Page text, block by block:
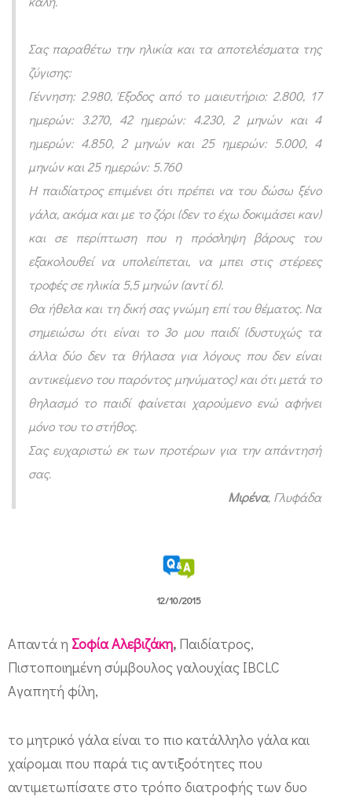
λ
α
;
Σας παραθέτω την ηλικία και τα αποτελέσματα της
ζύγισης:
Γέννηση: 2.980, Έξοδος από το μαιευτήριο: 2.800, 17
ημερών: 3.270, 42 ημερών: 4.230, 2 μηνών και 4
ημερών: 4.850, 2 μηνών και 25 ημερών: 5.000, 4
μηνών και 25 ημερών: 5.760
Η παιδίατρος επιμένει ότι πρέπει να του δώσω ξένο
γάλα, ακόμα και με το ζόρι (δεν το έχω δοκιμάσει καν)
και σε περίπτωση που η πρόσληψη βάρους του
εξακολουθεί να υπολείπεται, να μπει στις στέρεες
τροφές σε ηλικία 5,5 μηνών (αντί 6).
Θα ήθελα και τη δική σας γνώμη επί του θέματος. Να
σημειώσω ότι είναι το 3ο μου παιδί (δυστυχώς τα
άλλα δύο δεν τα θήλασα για λόγους που δεν είναι
αντικείμενο του παρόντος μηνύματος) και ότι μετά το
θηλασμό το παιδί φαίνεται χαρούμενο ενώ αφήνει
μόνο του το στήθος.
Σας ευχαριστώ εκ των προτέρων για την απάντησή
σας.
Μιρένα, Γλυφάδα
12/10/2015
Απαντά η Σοφία Αλεβιζάκη, Παιδίατρος,
Πιστοποιημένη σύμβουλος γαλουχίας IBCLC
Aγαπητή φίλη,
το μητρικό γάλα είναι το πιο κατάλληλο γάλα και
χαίρομαι που παρά τις αντιξοότητες που
αντιμετωπίσατε στο τρόπο διατροφής των δυο